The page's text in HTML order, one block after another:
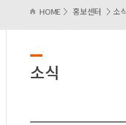
HOME 홍보센터 소
소식